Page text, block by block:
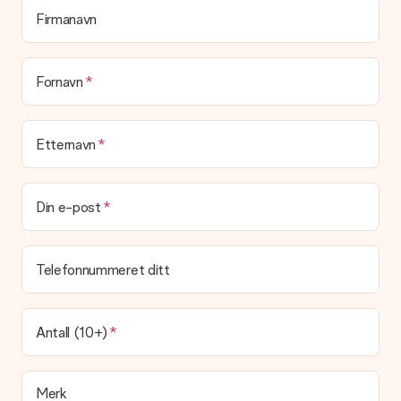
vet mottakeren nøyaktig hvem han eller hun har å takke for
den flotte overraskelsen.
Blir gaven min pakket inn?
(Foreløpig) tilbyr vi ikke denne tjenesten. Vi leverer våre gaver
Leveringstid, leveringsalternativer og frakt
Kan jeg velge en leveringsdato?
Det er ikke mulig å velge en bestemt leveringsdato.
Leveringstiden er indikert på produktsiden til gaven. Du kan
stole på at vår operatør leverer gaven din denne dagen.
Hvilke leveringsalternativer kan jeg velge mellom?
For tiden er det ikke mulig å velge et leveringsalternativ.
Gaven du bestiller sendes enten som en pakke eller som
postbokslevering. Vil du vite hvilket alternativ bestillingen din
faller inn under? Ta kontakt med vår kundeservice.
Firmanavn
Fornavn
Etternavn
Din e-post
Telefonnummeret ditt
Antall (10+)
Merk